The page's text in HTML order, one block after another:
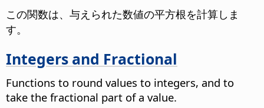
この関数は、与えられた数値の平方根を計算しま
す。
Integers and Fractional
Functions to round values to integers, and to
take the fractional part of a value.